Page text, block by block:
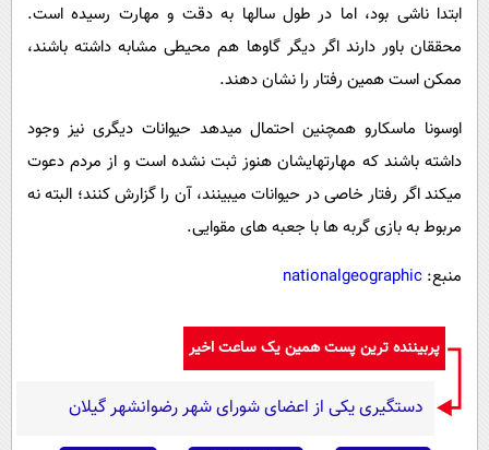
ابتدا ناشی بود، اما در طول سالها به دقت و مهارت رسیده است.
محققان باور دارند اگر دیگر گاوها هم محیطی مشابه داشته باشند،
ممکن است همین رفتار را نشان دهند.
اوسونا ماسکارو همچنین احتمال میدهد حیوانات دیگری نیز وجود
داشته باشند که مهارتهایشان هنوز ثبت نشده است و از مردم دعوت
میکند اگر رفتار خاصی در حیوانات میبینند، آن را گزارش کنند؛ البته نه
مربوط به بازی گربه ها با جعبه های مقوایی.
منبع: nationalgeographic
پربیننده ترین پست همین یک ساعت اخیر
دستگیری یکی از اعضای شورای شهر رضوانشهر گیلان